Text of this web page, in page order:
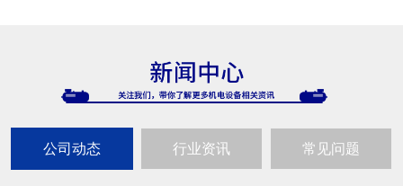
公司动态 行业资讯 常见问题